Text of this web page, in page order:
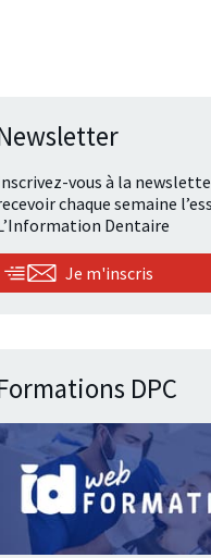
vous à la
chaque semaine
Dentaire
Je m'inscris
DPC